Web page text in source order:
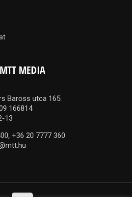
MTT MEDIA
Baross utca 165.
166814
13
+36 20 7777 360